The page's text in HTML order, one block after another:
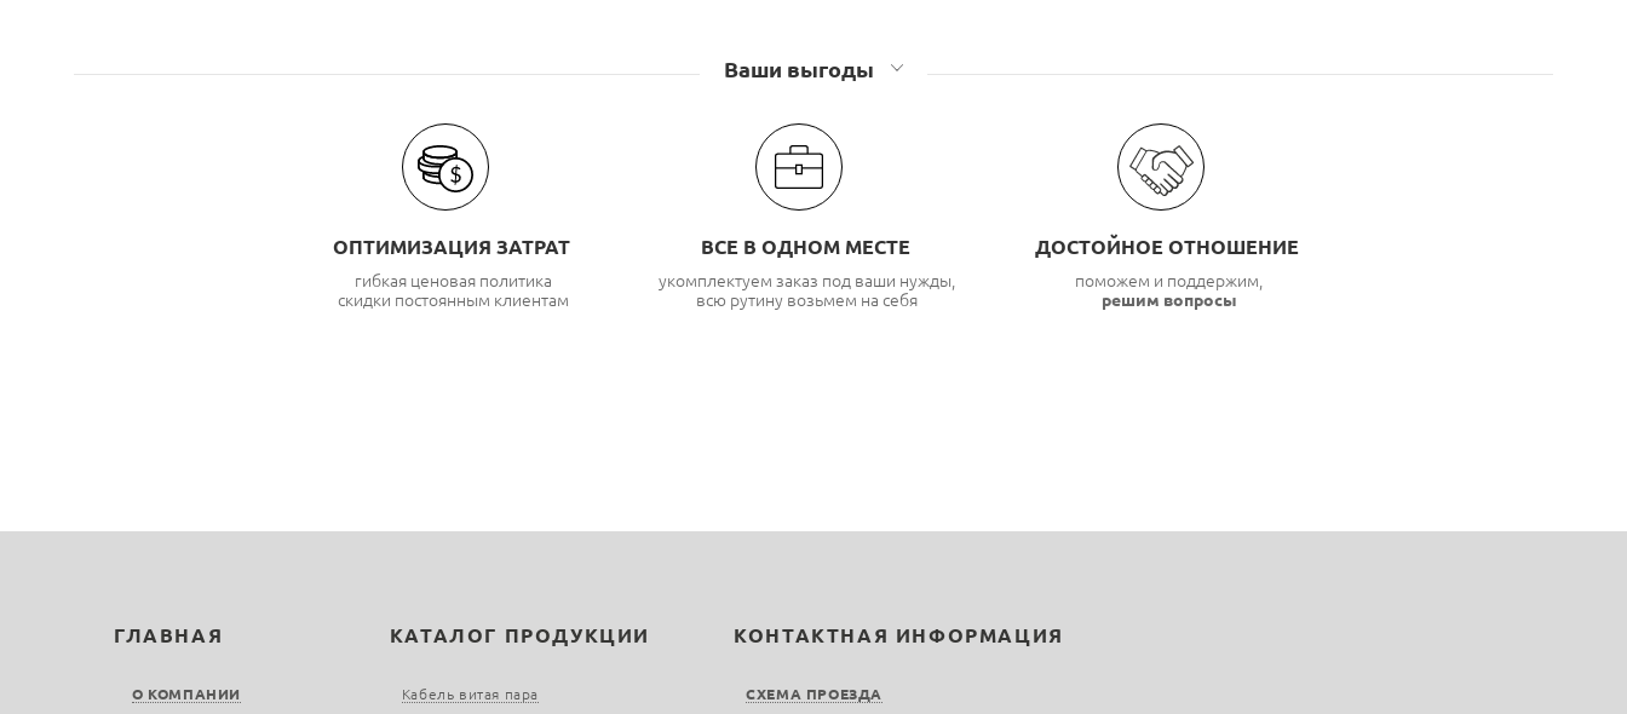
Ваши выгоды
ОПТИМИЗАЦИЯ ЗАТРАТ
гибкая ценовая политика
скидки постоянным клиентам
ВСЕ В ОДНОМ МЕСТЕ
укомплектуем заказ под ваши нужды,
всю рутину возьмем на себя
ДОСТОЙНОЕ ОТНОШЕНИЕ
поможем и поддержим,
решим вопросы
ГЛАВНАЯ
О КОМПАНИИ
КАТАЛОГ ПРОДУКЦИИ
Кабель витая пара
КОНТАКТНАЯ ИНФОРМАЦИЯ
СХЕМА ПРОЕЗДА